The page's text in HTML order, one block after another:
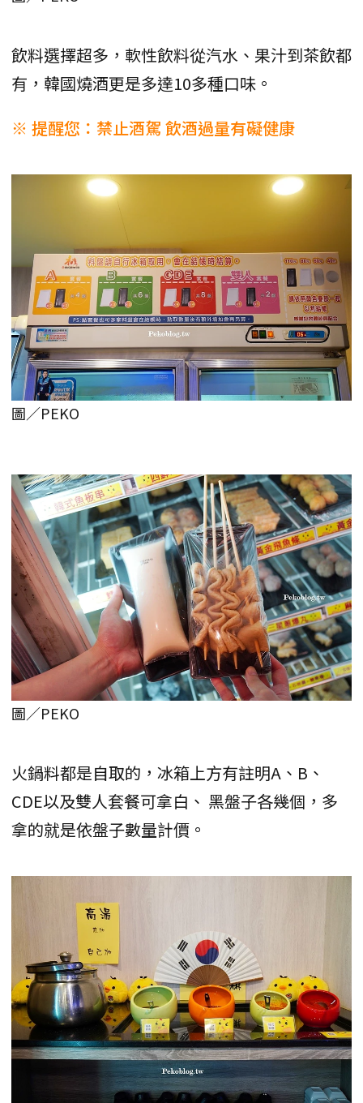
飲料選擇超多，軟性飲料從汽水、果汁到茶飲都
有，韓國燒酒更是多達10多種口味。
※ 提醒您：禁止酒駕 飲酒過量有礙健康
圖／PEKO
圖／PEKO
火鍋料都是自取的，冰箱上方有註明A、B、
CDE以及雙人套餐可拿白、 黑盤子各幾個，多
拿的就是依盤子數量計價。